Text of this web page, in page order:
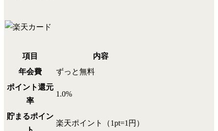
項目
内容
年会費
ずっと無料
ポイント還元
率
1.0%
貯まるポイン
楽天ポイント（1pt=1円）